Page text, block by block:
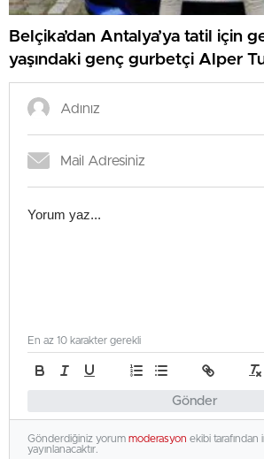
Belçika’dan Antalya’ya tatil için
yaşındaki genç gurbetçi Alper
hayatını kaybetti
Gönder
En az 10 karakter gerekli
Gönderdiğiniz yorum moderasyon ekibi
yayınlanacaktır.